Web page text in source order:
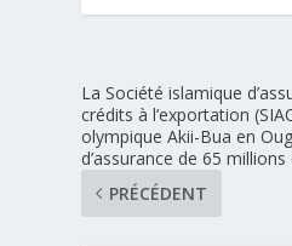
La Société islamique
crédits à l’exportation
olympique Akii-Bua en
d’assurance de 65
PRÉCÉDENT